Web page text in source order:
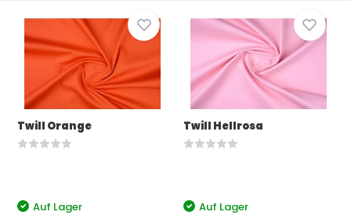
Twill Orange
Auf Lager
Twill Hellrosa
Auf Lager